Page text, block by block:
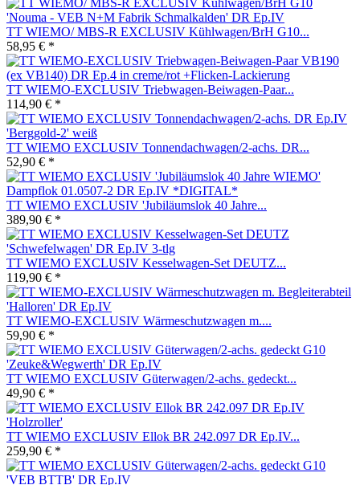
TT WIEMO/ MBS-R EXCLUSIV Kühlwagen/BrH G10...
58,95 € *
TT WIEMO-EXCLUSIV Triebwagen-Beiwagen-Paar...
114,90 € *
TT WIEMO EXCLUSIV Tonnendachwagen/2-achs. DR...
52,90 € *
TT WIEMO EXCLUSIV 'Jubiläumslok 40 Jahre...
389,90 € *
TT WIEMO EXCLUSIV Kesselwagen-Set DEUTZ...
119,90 € *
TT WIEMO-EXCLUSIV Wärmeschutzwagen m....
59,90 € *
TT WIEMO EXCLUSIV Güterwagen/2-achs. gedeckt...
49,90 € *
TT WIEMO EXCLUSIV Ellok BR 242.097 DR Ep.IV...
259,90 € *